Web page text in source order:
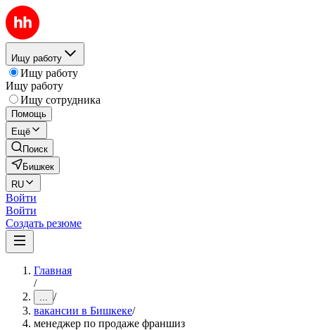
Ищу работу
Ищу работу
Ищу работу
Ищу сотрудника
Помощь
Ещё
Поиск
Бишкек
RU
Войти
Войти
Создать резюме
Главная
/
... /
вакансии в Бишкеке/
менеджер по продаже франшиз